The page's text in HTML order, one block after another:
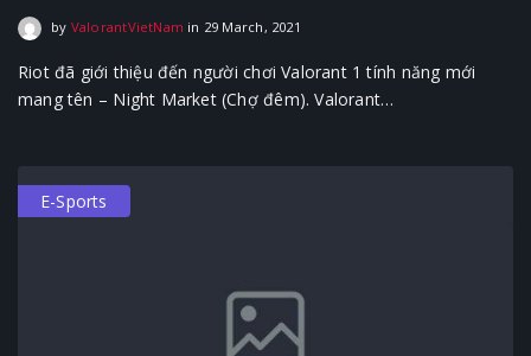
by ValorantVietNam in 29 March, 2021
Riot đã giới thiệu đến người chơi Valorant 1 tính năng mới
mang tên – Night Market (Chợ đêm). Valorant…
E-Sports